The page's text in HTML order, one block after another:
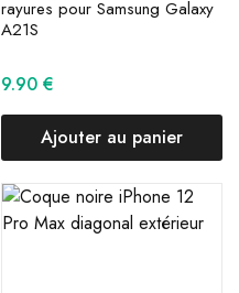
rayures pour Samsung Galaxy
A21S
9.90 €
Ajouter au panier